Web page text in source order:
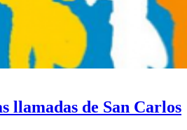
llamadas de San Carlos